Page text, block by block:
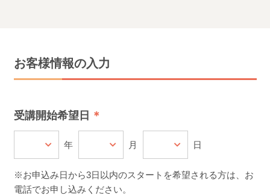
お客様情報の入力
受講開始希望日
年 月 日
※お申込み日から3日以内のスタートを希望される方は、お
電話でお申し込みください。